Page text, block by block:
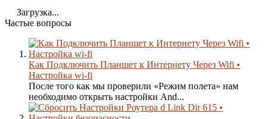
Загрузка...
Частые вопросы
Как Подключить Планшет к Интернету Через Wifi •
Настройка wi-fi
После того как мы проверили «Режим полета» нам
необходимо открыть настройки And...